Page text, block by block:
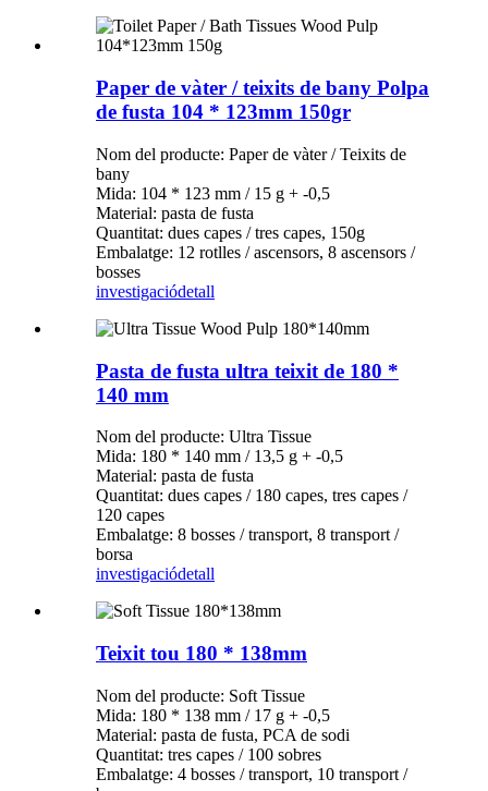
Paper de vàter / teixits de bany Polpa
de fusta 104 * 123mm 150gr
Nom del producte: Paper de vàter / Teixits de
bany
Mida: 104 * 123 mm / 15 g + -0,5
Material: pasta de fusta
Quantitat: dues capes / tres capes, 150g
Embalatge: 12 rotlles / ascensors, 8 ascensors /
bosses
investigaciódetall
Pasta de fusta ultra teixit de 180 *
140 mm
Nom del producte: Ultra Tissue
Mida: 180 * 140 mm / 13,5 g + -0,5
Material: pasta de fusta
Quantitat: dues capes / 180 capes, tres capes /
120 capes
Embalatge: 8 bosses / transport, 8 transport /
borsa
investigaciódetall
Teixit tou 180 * 138mm
Nom del producte: Soft Tissue
Mida: 180 * 138 mm / 17 g + -0,5
Material: pasta de fusta, PCA de sodi
Quantitat: tres capes / 100 sobres
Embalatge: 4 bosses / transport, 10 transport /